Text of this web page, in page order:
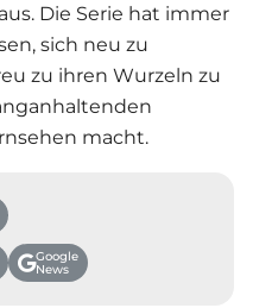
Die Serie hat immer
sich neu zu
zu ihren Wurzeln zu
macht.
Google
News